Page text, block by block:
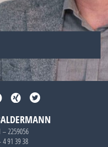
– 2259056
4 91 39 38